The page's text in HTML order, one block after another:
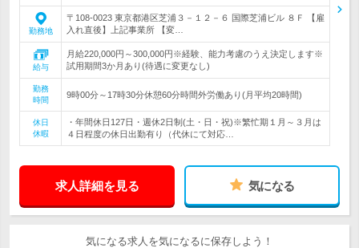
勤務地
〒108-0023 東京都港区芝浦３－１２－６ 国際芝浦ビル ８Ｆ 【雇
入れ直後】上記事業所 【変…
給与
月給220,000円～300,000円※経験、能力考慮のうえ決定します※
試用期間3か月あり(待遇に変更なし)
勤務
時間
9時00分～17時30分休憩60分時間外労働あり(月平均20時間)
休日
休暇
・年間休日127日・週休2日制(土・日・祝)※繁忙期１月～３月は
４日程度の休日出勤有り（代休にて対応…
求人詳細を見る 気になる
気になる求人を気になるに保存しよう！